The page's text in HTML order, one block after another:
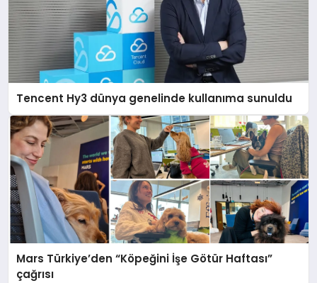
Tencent Hy3 dünya genelinde kullanıma sunuldu
Mars Türkiye’den “Köpeğini İşe Götür Haftası”
çağrısı